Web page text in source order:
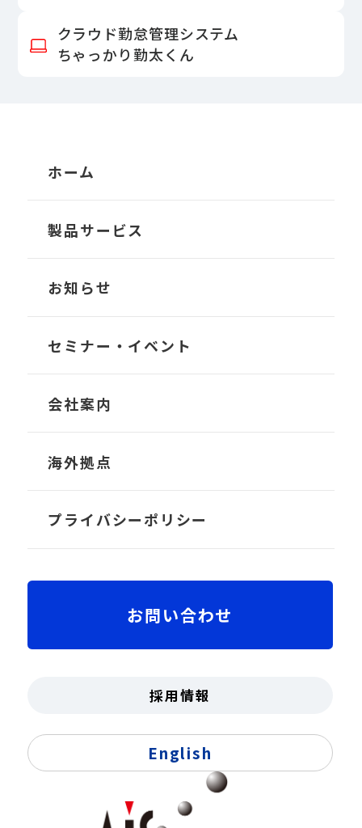
クラウド勤怠管理システム
ちゃっかり勤太くん
ホーム
製品サービス
TRANS-Account
TRANS-Owner
TRANS-Operator
お知らせ
セミナー・イベント
会社案内
会社概要
社長メッセージ
海外拠点
プライバシーポリシー
お問い合わせ
採用情報
English